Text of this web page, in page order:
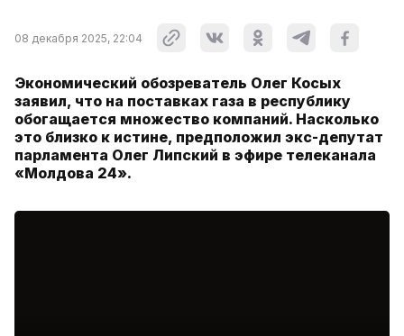
08 декабря 2025, 22:04
Экономический обозреватель Олег Косых
заявил, что на поставках газа в республику
обогащается множество компаний. Насколько
это близко к истине, предположил экс-депутат
парламента Олег Липский в эфире телеканала
«Молдова 24».